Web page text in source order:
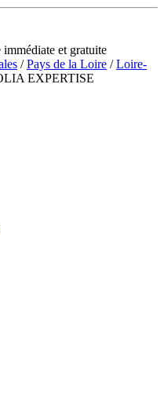
et gratuite
/Pays de la Loire /Loire-
EXPERTISE